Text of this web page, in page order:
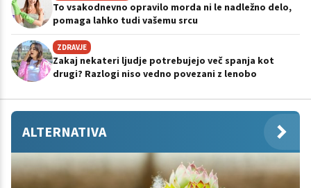
To vsakodnevno opravilo morda ni le nadležno delo,
pomaga lahko tudi vašemu srcu
ZDRAVJE
Zakaj nekateri ljudje potrebujejo več spanja kot
drugi? Razlogi niso vedno povezani z lenobo
ALTERNATIVA